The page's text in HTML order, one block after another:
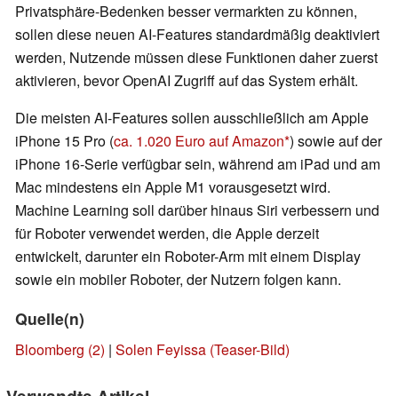
Privatsphäre-Bedenken besser vermarkten zu können,
sollen diese neuen AI-Features standardmäßig deaktiviert
werden, Nutzende müssen diese Funktionen daher zuerst
aktivieren, bevor OpenAI Zugriff auf das System erhält.
Die meisten AI-Features sollen ausschließlich am Apple
iPhone 15 Pro (ca. 1.020 Euro auf Amazon ) sowie auf der
iPhone 16-Serie verfügbar sein, während am iPad und am
Mac mindestens ein Apple M1 vorausgesetzt wird.
Machine Learning soll darüber hinaus Siri verbessern und
für Roboter verwendet werden, die Apple derzeit
entwickelt, darunter ein Roboter-Arm mit einem Display
sowie ein mobiler Roboter, der Nutzern folgen kann.
Quelle(n)
Bloomberg (2) | Solen Feyissa (Teaser-Bild)